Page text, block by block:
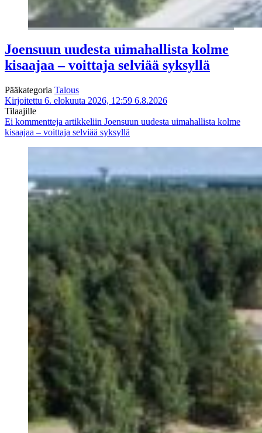
Joensuun uudesta uimahallista kolme
kisaajaa – voittaja selviää syksyllä
Pääkategoria Talous
Kirjoitettu 6. elokuuta 2026, 12:59 6.8.2026
Tilaajille
Ei kommentteja artikkeliin Joensuun uudesta uimahallista kolme
kisaajaa – voittaja selviää syksyllä